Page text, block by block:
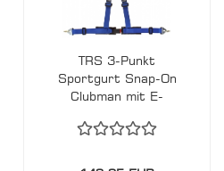
TRS 3-Punkt
Sportgurt Snap-On
Clubman mit E-